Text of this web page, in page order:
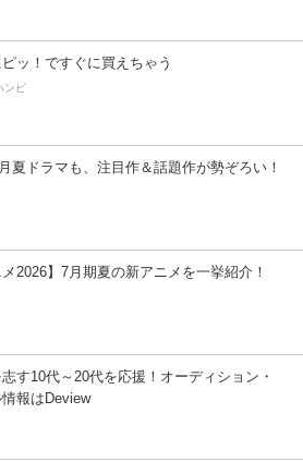
ッ！ですぐに買えちゃう
ンピ
夏ドラマも、注目作＆話題作が勢ぞろい！
メ2026】7月期夏の新アニメを一挙紹介！
す10代～20代を応援！オーディション・
報はDeview